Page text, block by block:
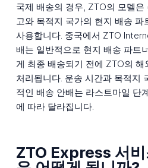
국제 배송의 경우, ZTO의 모델
고와 목적지 국가의 현지 배송
사용합니다. 중국에서 ZTO
배는 일반적으로 현지 배송 파트
게 최종 배송되기 전에 ZTO의 해
처리됩니다. 운송 시간과 목적지
적인 배송 안배는 라스트마일 단
에 따라 달라집니다.
ZTO Express 서